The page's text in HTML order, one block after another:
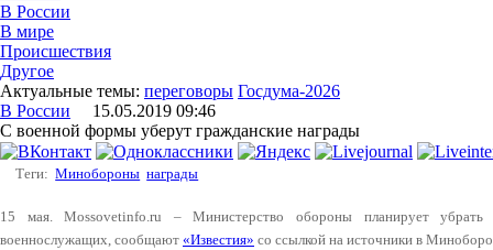
В России
В мире
Происшествия
Другое
Актуальные темы: переговоры Госдума-2026
В России 15.05.2019 09:46
С военной формы уберут гражданские награды
Теги: Минобороны награды
15 мая. Mossovetinfo.ru – Министерство обороны планирует
военнослужащих, сообщают «Известия» со ссылкой на источники в